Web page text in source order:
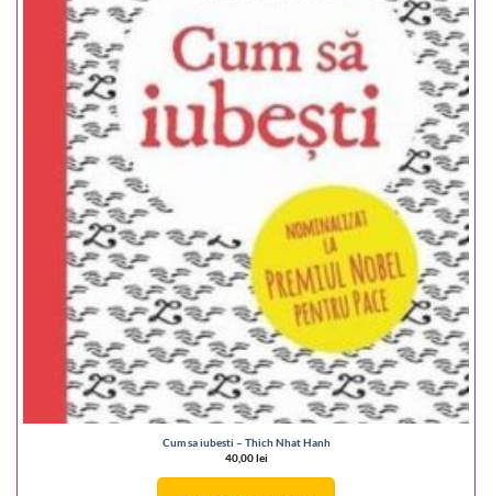
Cum sa iubesti – Thich Nhat Hanh
40,00lei